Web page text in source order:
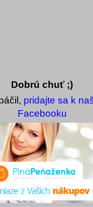
Dobrú chuť ;)
pridajte sa k
Facebooku